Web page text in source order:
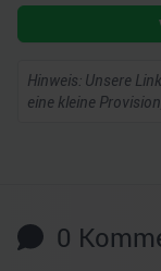
Hinweis: Unsere
eine kleine
0